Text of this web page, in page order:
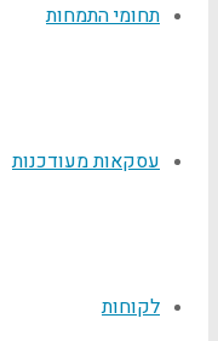
תחומי התמחות
עסקאות מעודכנות
לקוחות